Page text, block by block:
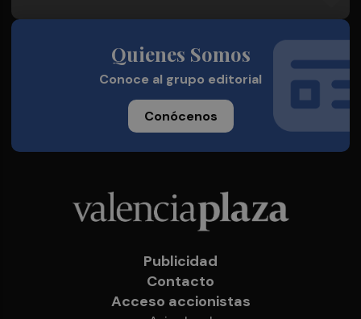
Quienes Somos
Conoce al grupo editorial
Conócenos
Publicidad
Contacto
Acceso accionistas